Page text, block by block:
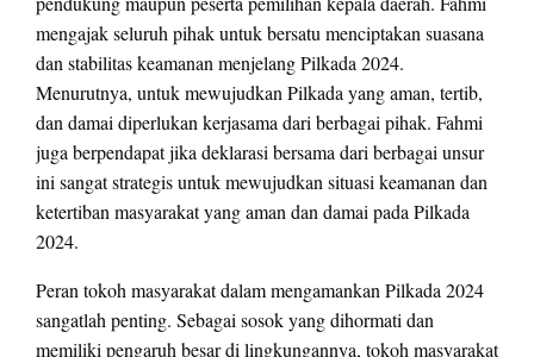
mengajak seluruh pihak untuk bersatu menciptakan suasana
dan stabilitas keamanan menjelang Pilkada 2024.
Menurutnya, untuk mewujudkan Pilkada yang aman, tertib,
dan damai diperlukan kerjasama dari berbagai pihak. Fahmi
juga berpendapat jika deklarasi bersama dari berbagai unsur
ini sangat strategis untuk mewujudkan situasi keamanan dan
ketertiban masyarakat yang aman dan damai pada Pilkada
2024.
Peran tokoh masyarakat dalam mengamankan Pilkada 2024
sangatlah penting. Sebagai sosok yang dihormati dan
memiliki pengaruh besar di lingkungannya, tokoh masyarakat